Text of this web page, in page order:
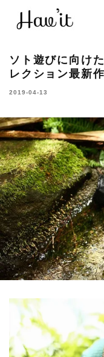
ソト遊びに向け
レクション最新作
2019-04-13